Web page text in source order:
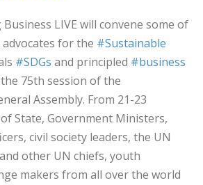
LIVE will convene some of
advocates for the #Sustainable
#SDGs and principled #business
75th session of the
Assembly. From 21-23
State, Government Ministers,
civil society leaders, the UN
other UN chiefs, youth
makers from all over the world